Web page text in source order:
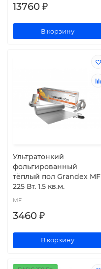
13760 ₽
В корзину
Ультратонкий
фольгированный
тёплый пол Grandex MF
225 Вт. 1.5 кв.м.
MF
3460 ₽
В корзину